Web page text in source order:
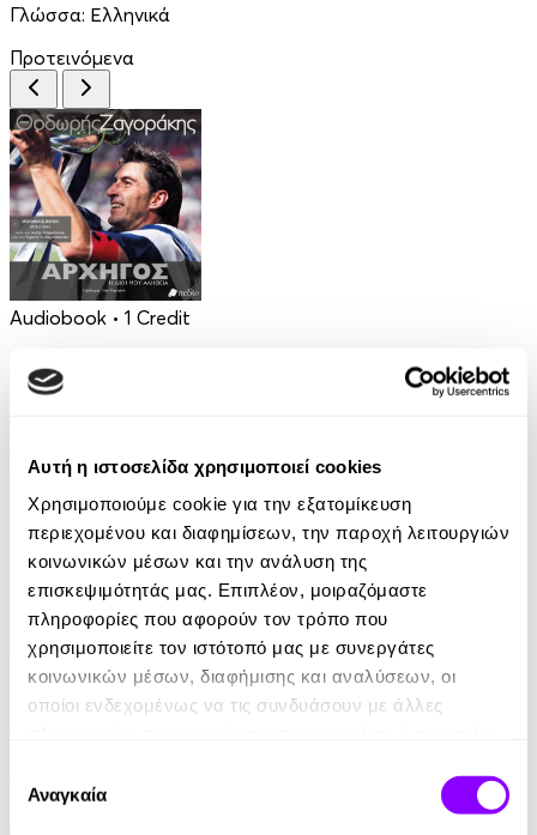
Αυτή η ιστοσελίδα χρησιμοποιεί cookies
Χρησιμοποιούμε cookie για την εξατομίκευση
περιεχομένου και διαφημίσεων, την παροχή λειτουργιών
κοινωνικών μέσων και την ανάλυση της
επισκεψιμότητάς μας. Επιπλέον, μοιραζόμαστε
πληροφορίες που αφορούν τον τρόπο που
χρησιμοποιείτε τον ιστότοπό μας με συνεργάτες
κοινωνικών μέσων, διαφήμισης και αναλύσεων, οι
οποίοι ενδεχομένως να τις συνδυάσουν με άλλες
των υπηρεσιών τους.
συγκατάθεσης
Αναγκαία
Γλώσσα: Ελληνικά
Προτεινόμενα
Audiobook • 1 Credit
Αρχηγός
18.90€
(-50%)
eBook